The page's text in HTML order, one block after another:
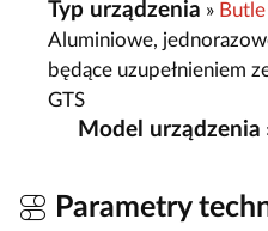
Typ urządzenia »
Aluminiowe,
będące uzupełnieniem
GTS
Model urządzenia
Parametry